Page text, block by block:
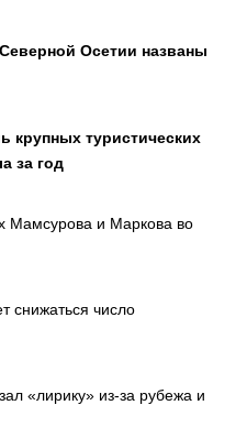
Осетии названы
крупных туристических
за год
Мамсурова и Маркова во
снижаться число
«лирику» из-за рубежа и